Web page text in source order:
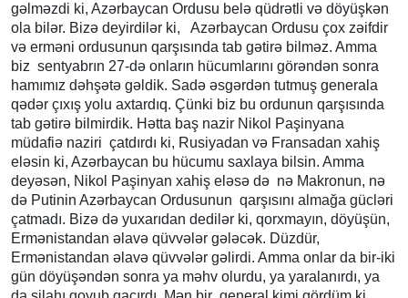
gəlməzdi ki, Azərbaycan Ordusu belə qüdrətli və döyüşkən
ola bilər. Bizə deyirdilər ki, Azərbaycan Ordusu çox zəifdir
və erməni ordusunun qarşısında tab gətirə bilməz. Amma
biz sentyabrın 27-də onların hücumlarını görəndən sonra
hamımız dəhşətə gəldik. Sadə əsgərdən tutmuş generala
qədər çıxış yolu axtardıq. Çünki biz bu ordunun qarşısında
tab gətirə bilmirdik. Hətta baş nazir Nikol Paşinyana
müdafiə naziri çatdırdı ki, Rusiyadan və Fransadan xahiş
eləsin ki, Azərbaycan bu hücumu saxlaya bilsin. Amma
deyəsən, Nikol Paşinyan xahiş eləsə də nə Makronun, nə
də Putinin Azərbaycan Ordusunun qarşısını almağa gücləri
çatmadı. Bizə də yuxarıdan dedilər ki, qorxmayın, döyüşün,
Ermənistandan əlavə qüvvələr gələcək. Düzdür,
Ermənistandan əlavə qüvvələr gəlirdi. Amma onlar da bir-iki
gün döyüşəndən sonra ya məhv olurdu, ya yaralanırdı, ya